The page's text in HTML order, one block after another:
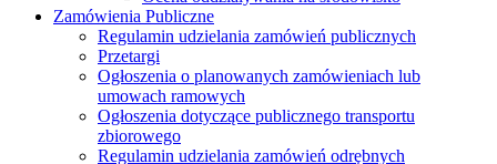
Zamówienia Publiczne
Regulamin udzielania zamówień publicznych
Przetargi
Ogłoszenia o planowanych zamówieniach lub
umowach ramowych
Ogłoszenia dotyczące publicznego transportu
zbiorowego
Regulamin udzielania zamówień odrębnych